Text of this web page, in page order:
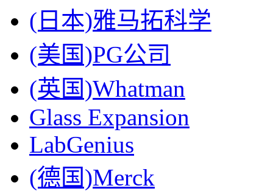
(日本)雅马拓科学
(美国)PG公司
(英国)Whatman
Glass Expansion
LabGenius
(德国)Merck